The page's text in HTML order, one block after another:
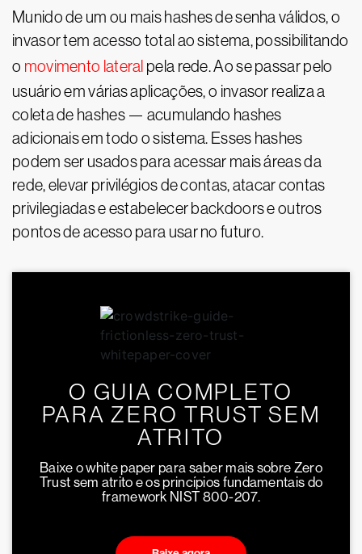
Munido de um ou mais hashes de senha válidos, o
invasor tem acesso total ao sistema, possibilitando
o movimento lateral pela rede. Ao se passar pelo
usuário em várias aplicações, o invasor realiza a
coleta de hashes — acumulando hashes
adicionais em todo o sistema. Esses hashes
podem ser usados para acessar mais áreas da
rede, elevar privilégios de contas, atacar contas
privilegiadas e estabelecer backdoors e outros
pontos de acesso para usar no futuro.
O GUIA COMPLETO
PARA ZERO TRUST SEM
ATRITO
Baixe o white paper para saber mais sobre Zero
Trust sem atrito e os princípios fundamentais do
framework NIST 800-207.